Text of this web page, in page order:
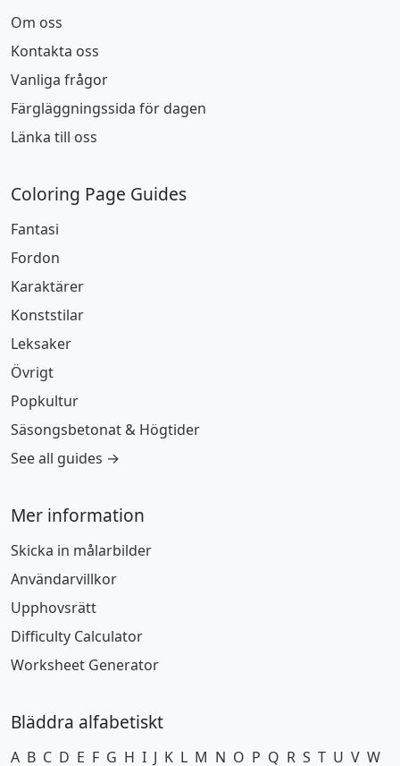
Om oss
Kontakta oss
Vanliga frågor
Färgläggningssida för dagen
Länka till oss
Coloring Page Guides
Fantasi
Fordon
Karaktärer
Konststilar
Leksaker
Övrigt
Popkultur
Säsongsbetonat & Högtider
See all guides →
Mer information
Skicka in målarbilder
Användarvillkor
Upphovsrätt
Difficulty Calculator
Worksheet Generator
Bläddra alfabetiskt
A B C D E F G H I J K L M N O P Q R S T U V W